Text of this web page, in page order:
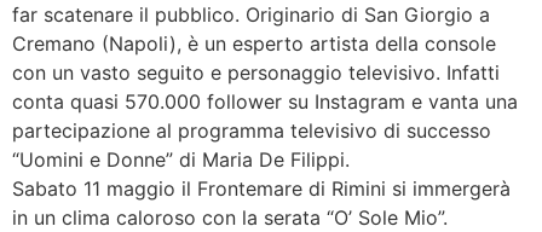
far scatenare il pubblico. Originario di San Giorgio a
Cremano (Napoli), è un esperto artista della console
con un vasto seguito e personaggio televisivo. Infatti
conta quasi 570.000 follower su Instagram e vanta una
partecipazione al programma televisivo di successo
“Uomini e Donne” di Maria De Filippi.
Sabato 11 maggio il Frontemare di Rimini si immergerà
in un clima caloroso con la serata “O’ Sole Mio”.